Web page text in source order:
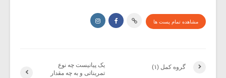
مشاهده تمام پست ها
یک پیانیست چه نوع
تمریناتی و به چه مقدار
گروه کمل (۱)